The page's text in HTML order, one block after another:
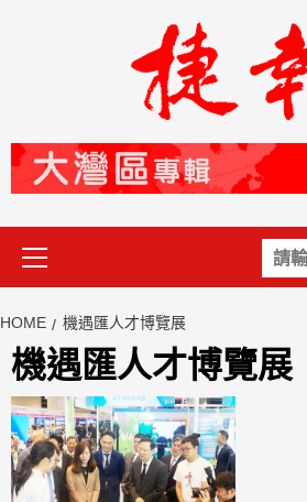
關
鍵
Primary
Menu
HOME 機遇匯人才博覽展
機遇匯人才博覽展